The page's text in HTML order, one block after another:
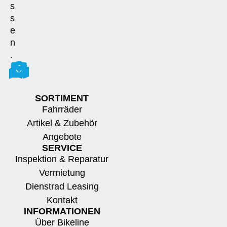
s
s
e
n
.
SORTIMENT
Fahrräder
Artikel & Zubehör
Angebote
SERVICE
Inspektion & Reparatur
Vermietung
Dienstrad Leasing
Kontakt
INFORMATIONEN
Über Bikeline